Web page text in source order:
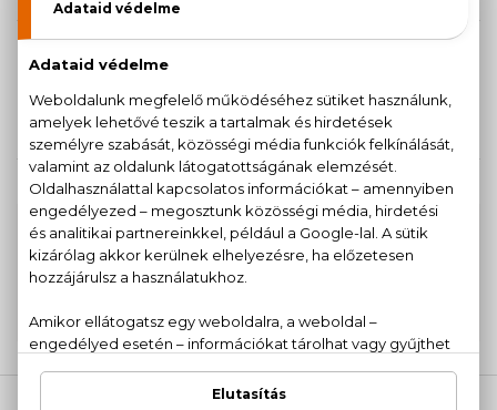
KAPCSOLÓDÓ TERMÉKEK
100% eredeti termékek,14 napos visszaküldési
garanciával
Kérdésed van, elakadtál? Hívd ügyfélszolgálatunkat: